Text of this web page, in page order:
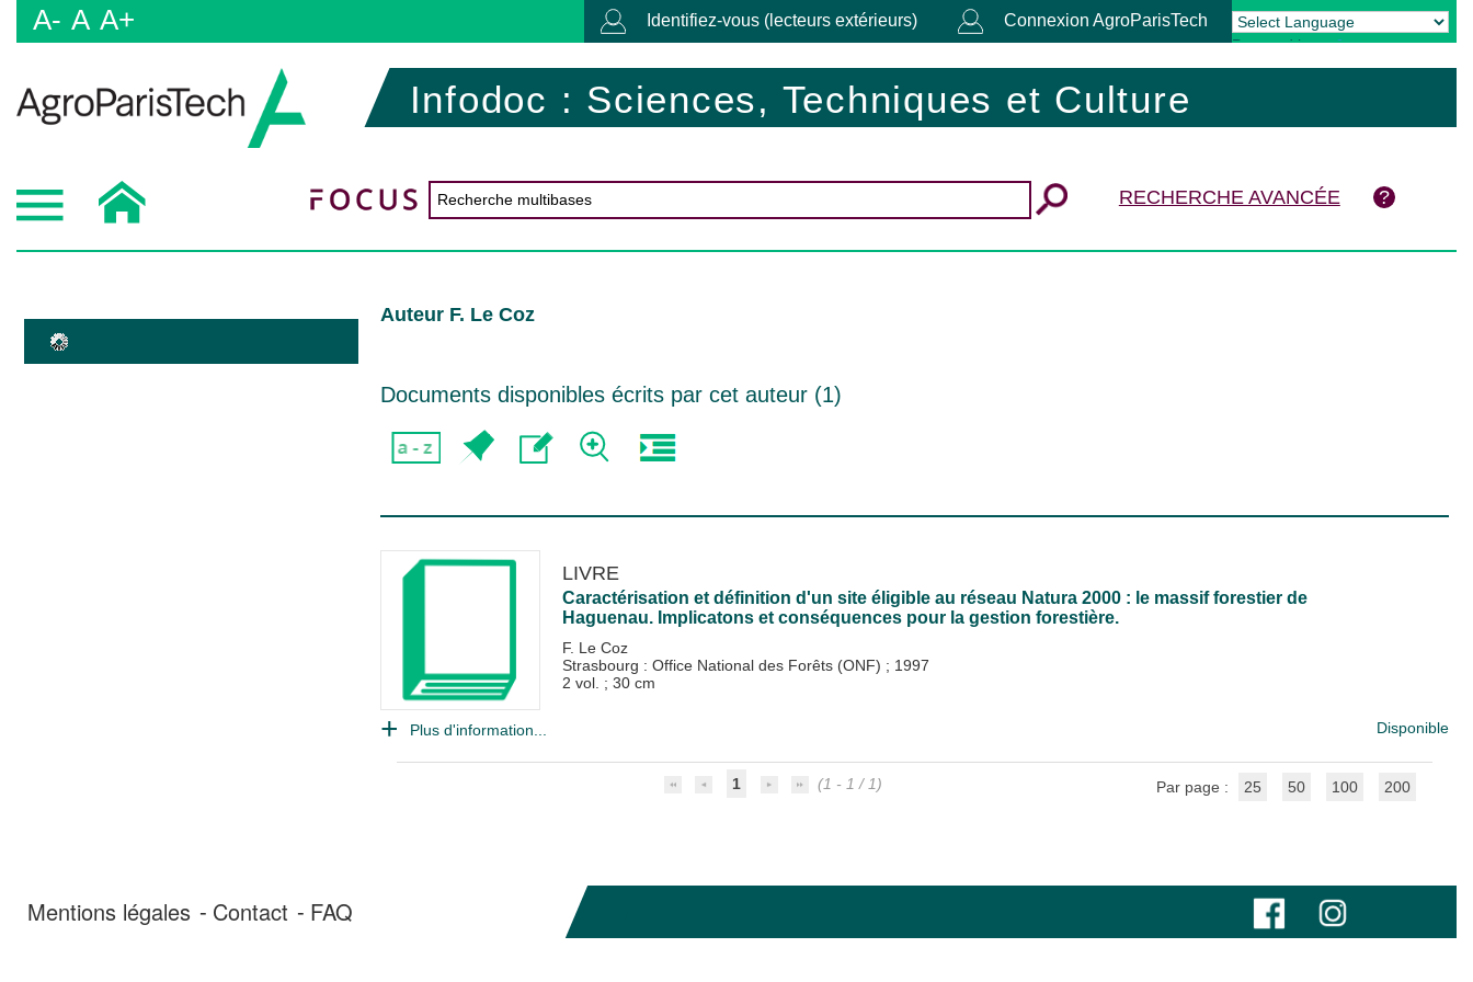
A- A A+ Identifiez-vous (lecteurs extérieurs) Connexion AgroParisTech
Powered by Translate
Infodoc : Sciences, Techniques et Culture
RECHERCHE AVANCÉE
Auteur F. Le Coz
Documents disponibles écrits par cet auteur (1)
LIVRE
Caractérisation et définition d'un site éligible au réseau Natura 2000 : le massif forestier de
Haguenau. Implicatons et conséquences pour la gestion forestière.
F. Le Coz
Strasbourg : Office National des Forêts (ONF) ; 1997
2 vol. ; 30 cm
Plus d'information... Disponible
1 (1 - 1 / 1) Par page : 25 50 100 200
Mentions légales Contact FAQ